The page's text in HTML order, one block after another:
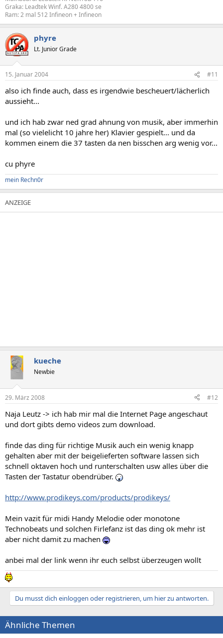
Graka: Leadtek Winf. A280 4800 se
Ram: 2 mal 512 Infineon + Infineon
phyre
Lt. Junior Grade
15. Januar 2004 #11
also ich finde auch, dass es irgendwie bescheuert/lächerlich
aussieht...
und ich hab zwar ned grad ahnung von musik, aber immerhin
mal (so vielelicht 10 jahre her) Klavier gespielt... und da
kommen einem die 37 tasten da nen bisschen arg wenig vor...
cu phyre
mein Rechn0r
kueche
Newbie
29. März 2008 #12
Naja Leutz -> ich hab mir mal die Internet Page angeschaut
und dort gibts demo videos zum download.
finde das ding für richtige Musik auch ein wenig knapp
gehalten aber mit der beigelieferten software lassen sich
schnell oktaven hoch und runterschalten usw alles über die
Tasten der Tastatur obendrüber.
http://www.prodikeys.com/products/prodikeys/
Mein vazit für midi Handy Melodie oder monotone
Technobeats und solchen Firlefanz ist das ding ok mehr ist
aber nicht damit zu machen
anbei mal der link wenn ihr euch selbst überzeugen wollt
Du musst dich einloggen oder registrieren, um hier zu antworten.
Ähnliche Themen